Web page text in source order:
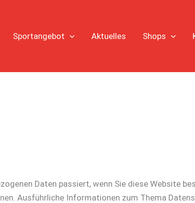
Sportangebot Aktuelles Shops
Daten passiert, wenn Sie diese Website
Ausführliche Informationen zum Thema